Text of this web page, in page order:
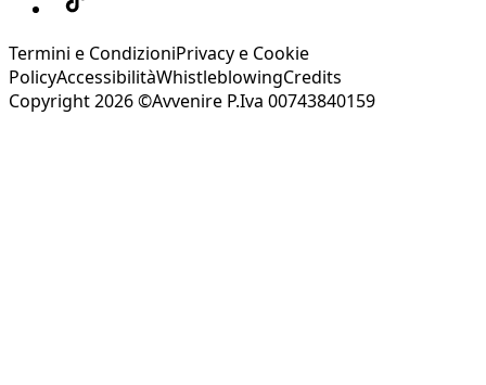
Termini e CondizioniPrivacy e Cookie
PolicyAccessibilitàWhistleblowingCredits
Copyright 2026 ©Avvenire P.Iva 00743840159